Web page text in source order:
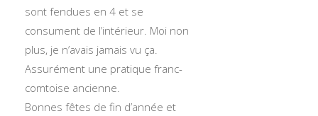
sont fendues en 4 et se
consument de l’intérieur. Moi non
plus, je n’avais jamais vu ça.
Assurément une pratique franc-
comtoise ancienne.
Bonnes fêtes de fin d’année et